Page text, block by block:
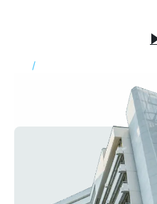
/Video ansehen